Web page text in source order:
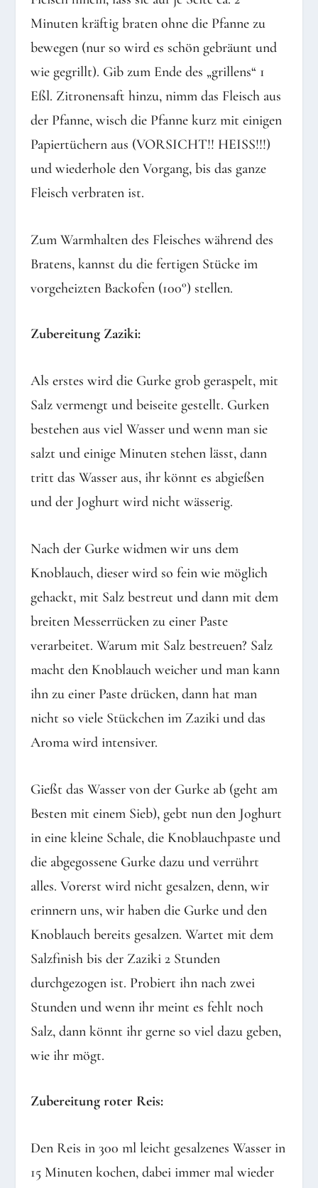
Minuten kräftig braten ohne die Pfanne zu
bewegen (nur so wird es schön gebräunt und
wie gegrillt). Gib zum Ende des „grillens“ 1
Eßl. Zitronensaft hinzu, nimm das Fleisch aus
der Pfanne, wisch die Pfanne kurz mit einigen
Papiertüchern aus (VORSICHT!! HEISS!!!)
und wiederhole den Vorgang, bis das ganze
Fleisch verbraten ist.
Zum Warmhalten des Fleisches während des
Bratens, kannst du die fertigen Stücke im
vorgeheizten Backofen (100°) stellen.
Zubereitung Zaziki:
Als erstes wird die Gurke grob geraspelt, mit
Salz vermengt und beiseite gestellt. Gurken
bestehen aus viel Wasser und wenn man sie
salzt und einige Minuten stehen lässt, dann
tritt das Wasser aus, ihr könnt es abgießen
und der Joghurt wird nicht wässerig.
Nach der Gurke widmen wir uns dem
Knoblauch, dieser wird so fein wie möglich
gehackt, mit Salz bestreut und dann mit dem
breiten Messerrücken zu einer Paste
verarbeitet. Warum mit Salz bestreuen? Salz
macht den Knoblauch weicher und man kann
ihn zu einer Paste drücken, dann hat man
nicht so viele Stückchen im Zaziki und das
Aroma wird intensiver.
Gießt das Wasser von der Gurke ab (geht am
Besten mit einem Sieb), gebt nun den Joghurt
in eine kleine Schale, die Knoblauchpaste und
die abgegossene Gurke dazu und verrührt
alles. Vorerst wird nicht gesalzen, denn, wir
erinnern uns, wir haben die Gurke und den
Knoblauch bereits gesalzen. Wartet mit dem
Salzfinish bis der Zaziki 2 Stunden
durchgezogen ist. Probiert ihn nach zwei
Stunden und wenn ihr meint es fehlt noch
Salz, dann könnt ihr gerne so viel dazu geben,
wie ihr mögt.
Zubereitung roter Reis:
Den Reis in 300 ml leicht gesalzenes Wasser in
15 Minuten kochen, dabei immer mal wieder